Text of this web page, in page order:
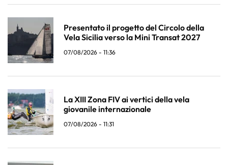
Presentato il progetto del Circolo della
Vela Sicilia verso la Mini Transat 2027
07/08/2026 - 11:36
La XIII Zona FIV ai vertici della vela
giovanile internazionale
07/08/2026 - 11:31